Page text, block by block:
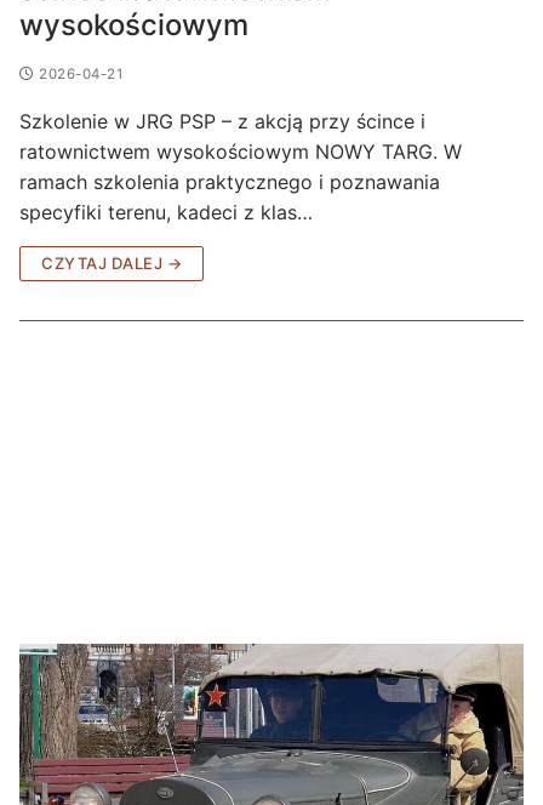
wysokościowym
2026-04-21
Szkolenie w JRG PSP – z akcją przy ścince i
ratownictwem wysokościowym NOWY TARG. W
ramach szkolenia praktycznego i poznawania
specyfiki terenu, kadeci z klas…
CZYTAJ DALEJ →